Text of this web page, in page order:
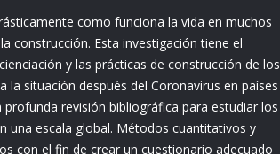
como funciona la vida en muchos
construcción. Esta investigación tiene el
y las prácticas de construcción de los
la situación después del Coronavirus en países
profunda revisión bibliográfica para estudiar los
una escala global. Métodos cuantitativos y
con el fin de crear un cuestionario adecuado